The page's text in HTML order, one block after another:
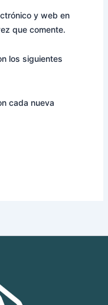
y web en
que comente.
los siguientes
cada nueva